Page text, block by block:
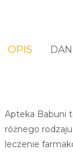
OPIS
Apteka Babuni
różnego
leczenie